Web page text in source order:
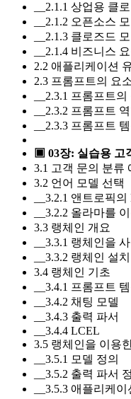
__2.1.1 상업용 클
__2.1.2 오픈소스
__2.1.3 클로즈드
__2.1.4 비즈니스
2.2 애플리케이션
2.3 프롬프트의 요
__2.3.1 프롬프트
__2.3.2 프롬프트
__2.3.3 프롬프트
▣ 03장: 실습용 고
3.1 고객 문의 분류
3.2 언어 모델 선택
__3.2.1 앤트로픽의
__3.2.2 올라마를
3.3 랭체인 개요
__3.3.1 랭체인을
__3.3.2 랭체인 설
3.4 랭체인 기초
__3.4.1 프롬프트
__3.4.2 채팅 모델
__3.4.3 출력 파서
__3.4.4 LCEL
3.5 랭체인을 이용
__3.5.1 모델 정의
__3.5.2 출력 파서
__3.5.3 애플리케